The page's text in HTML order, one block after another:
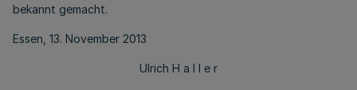
bekannt gemacht.
Essen, 13. November 2013
Ulrich H a l l e r